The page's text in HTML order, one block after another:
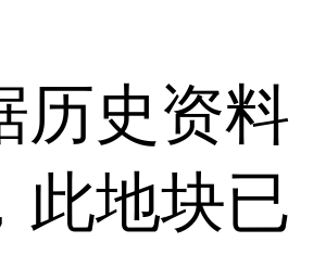
历史资料
此地块已